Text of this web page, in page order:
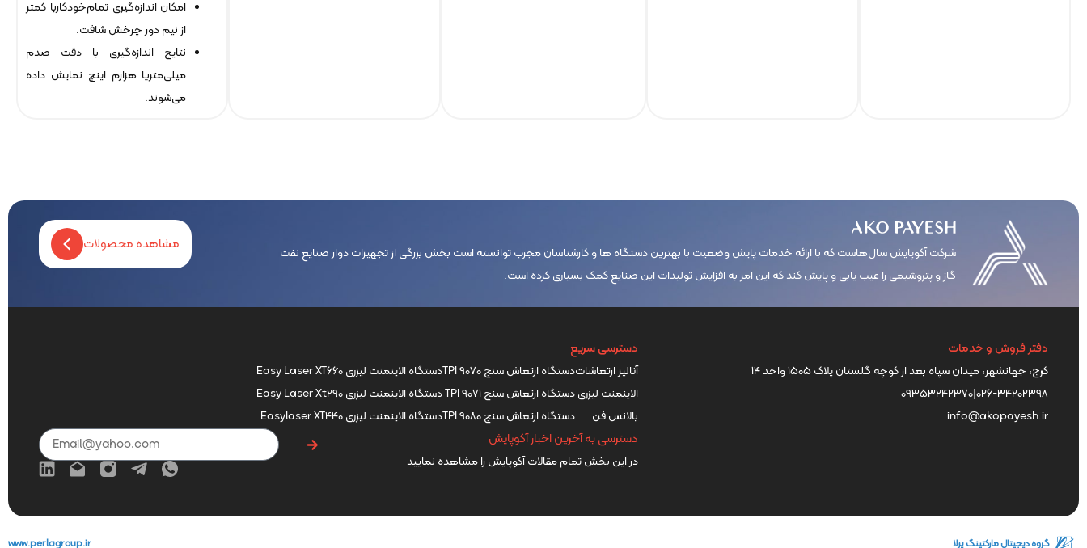
امکان اندازه‌گیری تمام‌خودکاربا کمتر
از نیم دور چرخش شافت.
نتایج اندازه‌گیری با دقت صدم
میلی‌متریا هزارم اینچ نمایش داده
می‌شوند.
شرکت آکوپایش سال‌هاست که با ارائه خدمات پایش وضعیت با بهترین دستگاه ها و کارشناسان مجرب توانسته است بخش بزرگی از تجهیزات دوار صنایع نفت
گاز و پتروشیمی را عیب یابی و پایش کند که این امر به افزایش تولیدات این صنایع کمک بسیاری کرده است.
مشاهده محصولات
دفتر فروش و خدمات
کرج، جهانشهر، میدان سپاه بعد از کوچه گلستان پلاک ۱۵۰۵ واحد ۱۴
026-34202398
|
09353242370
info@akopayesh.ir
دسترسی سریع
آنالیز ارتعاشات
الاینمنت لیزری
بالانس فن
دستگاه ارتعاش سنج TPI 9070
دستگاه ارتعاش سنج TPI 9071
دستگاه ارتعاش سنج TPI 9080
دستگاه الاینمنت لیزری Easy Laser XT660
دستگاه الاینمنت لیزری Easy Laser Xt290
دستگاه الاینمنت لیزری Easylaser XT440
دسترسی به آخرین اخبار آکوپایش
در این بخش تمام مقالات آکوپایش را مشاهده نمایید
گروه دیجیتال مارکتینگ پِرلا www.perlagroup.ir